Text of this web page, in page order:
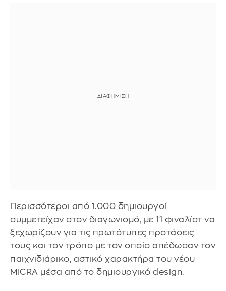
Περισσότεροι από 1.000 δημιουργοί
συμμετείχαν στον διαγωνισμό, με 11 φιναλίστ να
ξεχωρίζουν για τις πρωτότυπες προτάσεις
τους και τον τρόπο με τον οποίο απέδωσαν τον
παιχνιδιάρικο, αστικό χαρακτήρα του νέου
MICRA μέσα από το δημιουργικό design.